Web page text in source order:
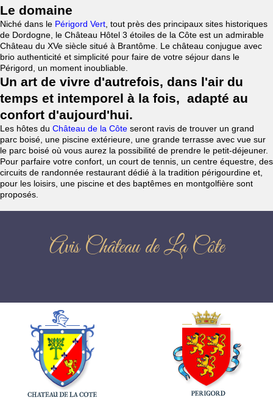
Le domaine
Niché dans le Périgord Vert , tout près des principaux sites historiques
de Dordogne, le Château Hôtel 3 étoiles de la Côte est un admirable
Château du XVe siècle situé à Brantôme. Le château conjugue avec
brio authenticité et simplicité pour faire de votre séjour dans le
Périgord, un moment inoubliable.
Un art de vivre d'autrefois, dans l'air du
temps et intemporel à la fois, adapté au
confort d'aujourd'hui.
Les hôtes du Château de la Côte seront ravis de trouver un grand
parc boisé, une piscine extérieure, une grande terrasse avec vue sur
le parc boisé où vous aurez la possibilité de prendre le petit-déjeuner.
Pour parfaire votre confort, un court de tennis, un centre équestre, des
circuits de randonnée restaurant dédié à la tradition périgourdine et,
pour les loisirs, une piscine et des baptêmes en montgolfière sont
proposés.
Avis Château de La Côte